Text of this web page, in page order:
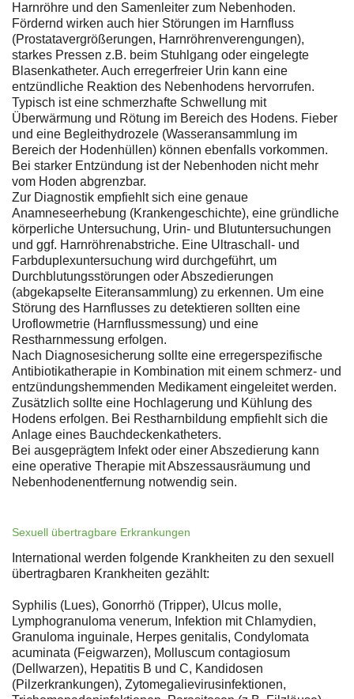
Harnröhre und den Samenleiter zum Nebenhoden.
Fördernd wirken auch hier Störungen im Harnfluss
(Prostatavergrößerungen, Harnröhrenverengungen),
starkes Pressen z.B. beim Stuhlgang oder eingelegte
Blasenkatheter. Auch erregerfreier Urin kann eine
entzündliche Reaktion des Nebenhodens hervorrufen.
Typisch ist eine schmerzhafte Schwellung mit
Überwärmung und Rötung im Bereich des Hodens. Fieber
und eine Begleithydrozele (Wasseransammlung im
Bereich der Hodenhüllen) können ebenfalls vorkommen.
Bei starker Entzündung ist der Nebenhoden nicht mehr
vom Hoden abgrenzbar.
Zur Diagnostik empfiehlt sich eine genaue
Anamneseerhebung (Krankengeschichte), eine gründliche
körperliche Untersuchung, Urin- und Blutuntersuchungen
und ggf. Harnröhrenabstriche. Eine Ultraschall- und
Farbduplexuntersuchung wird durchgeführt, um
Durchblutungsstörungen oder Abszedierungen
(abgekapselte Eiteransammlung) zu erkennen. Um eine
Störung des Harnflusses zu detektieren sollten eine
Uroflowmetrie (Harnflussmessung) und eine
Restharnmessung erfolgen.
Nach Diagnosesicherung sollte eine erregerspezifische
Antibiotikatherapie in Kombination mit einem schmerz- und
entzündungshemmenden Medikament eingeleitet werden.
Zusätzlich sollte eine Hochlagerung und Kühlung des
Hodens erfolgen. Bei Restharnbildung empfiehlt sich die
Anlage eines Bauchdeckenkatheters.
Bei ausgeprägtem Infekt oder einer Abszedierung kann
eine operative Therapie mit Abszessausräumung und
Nebenhodenentfernung notwendig sein.
Sexuell übertragbare Erkrankungen
International werden folgende Krankheiten zu den sexuell
übertragbaren Krankheiten gezählt:
Syphilis (Lues), Gonorrhö (Tripper), Ulcus molle,
Lymphogranuloma venerum, Infektion mit Chlamydien,
Granuloma inguinale, Herpes genitalis, Condylomata
acuminata (Feigwarzen), Molluscum contagiosum
(Dellwarzen), Hepatitis B und C, Kandidosen
(Pilzerkrankungen), Zytomegalievirusinfektionen,